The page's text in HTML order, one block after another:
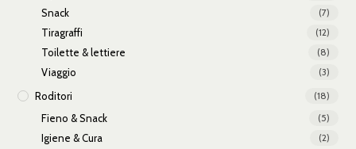
Snack (7)
Tiragraffi (12)
Toilette & lettiere (8)
Viaggio (3)
Roditori (18)
Fieno & Snack (5)
Igiene & Cura (2)